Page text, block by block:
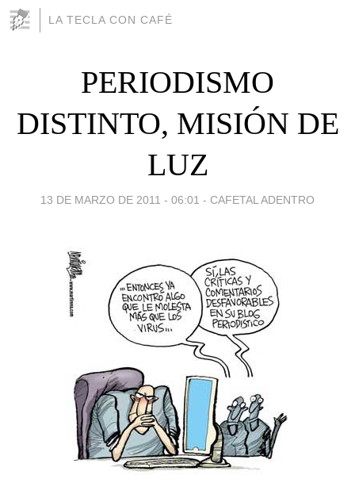
LA TECLA CON CAFÉ
PERIODISMO
DISTINTO, MISIÓN DE
LUZ
13 DE MARZO DE 2011 - 06:01 - CAFETAL ADENTRO